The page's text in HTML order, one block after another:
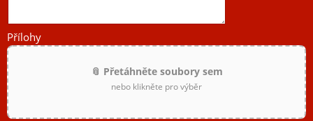
Přílohy
📎 Přetáhněte soubory sem
nebo klikněte pro výběr